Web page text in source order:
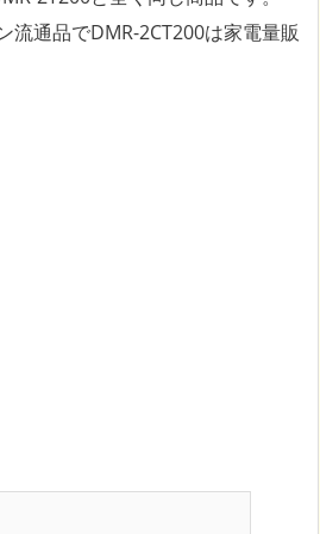
流通品でDMR-2CT200は家電量販